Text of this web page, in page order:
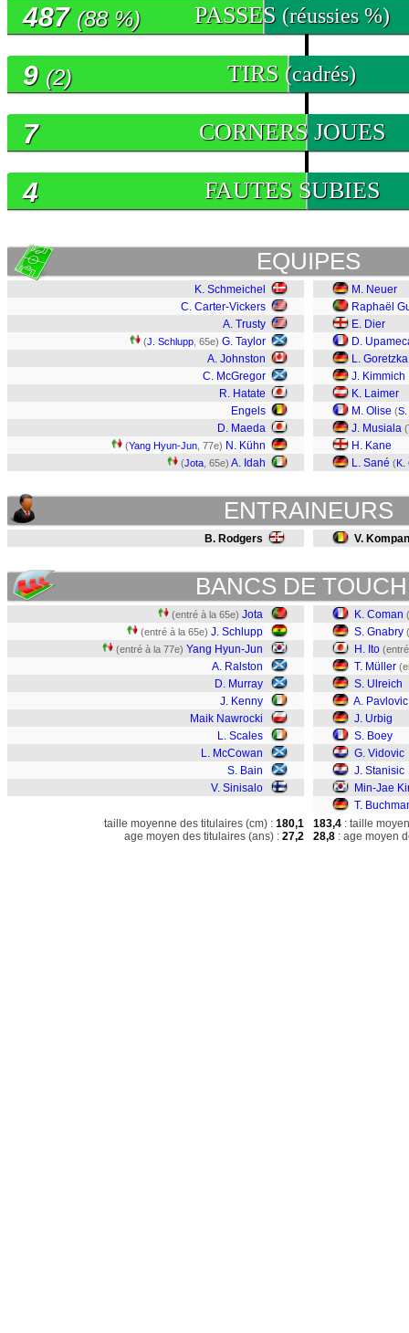
PASSES (réussies %)
487 (88 %)
TIRS (cadrés)
9 (2)
CORNERS JOUES
7
FAUTES SUBIES
4
EQUIPES
K. Schmeichel
C. Carter-Vickers
A. Trusty
(J. Schlupp , 65e) G. Taylor
A. Johnston
C. McGregor
R. Hatate
Engels
D. Maeda
(Yang Hyun-Jun , 77e) N. Kühn
(Jota , 65e) A. Idah
M. Neuer
Raphaël
E. Dier
D.
L. Goretzka
J. Kimmich
K. Laimer
M. Olise (S.
J. Musiala (
H. Kane
L. Sané (K.
ENTRAINEURS
B. Rodgers V.
BANCS DE
(entré à la 65e) Jota
(entré à la 65e) J. Schlupp
(entré à la 77e) Yang Hyun-Jun
A. Ralston
D. Murray
J. Kenny
Maik Nawrocki
L. Scales
L. McCowan
S. Bain
V. Sinisalo
K. Coman
S. Gnabry
H. Ito
T. Müller
S. Ulreich
A. Pavlovic
J. Urbig
S. Boey
G. Vidovic
J. Stanisic
Min-Jae
T.
taille moyenne des titulaires (cm) : 180,1
age moyen des titulaires (ans) : 27,2
183,4 : taille
28,8 : age moyen